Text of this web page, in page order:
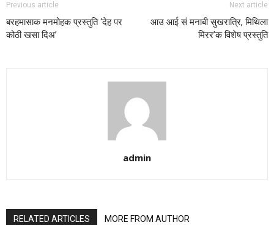
Previous article
बरहमासाक मनमोहक प्रस्तुति ‘देह पर
कोठी खसा दिअ’
Next article
आउ आई सं मनाबी सुखरात्रि, मिथिला
मिरर’क विशेष प्रस्तुति
admin
RELATED ARTICLES MORE FROM AUTHOR